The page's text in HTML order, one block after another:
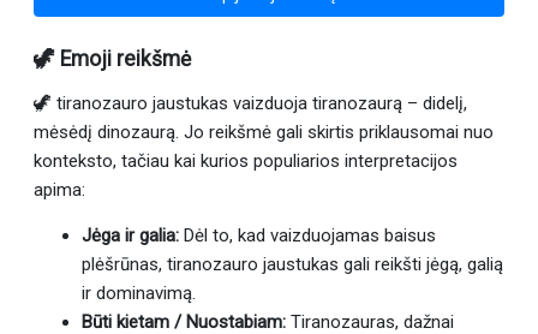
🦖 Emoji reikšmė
🦖 tiranozauro jaustukas vaizduoja tiranozaurą – didelį,
mėsėdį dinozaurą. Jo reikšmė gali skirtis priklausomai nuo
konteksto, tačiau kai kurios populiarios interpretacijos
apima:
Jėga ir galia: Dėl to, kad vaizduojamas baisus
plėšrūnas, tiranozauro jaustukas gali reikšti jėgą, galią
ir dominavimą.
Būti kietam / Nuostabiam: Tiranozauras, dažnai